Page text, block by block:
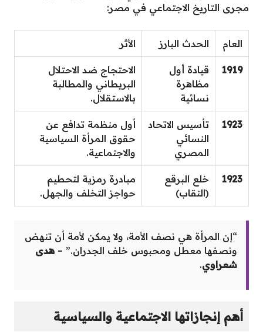
مجرى التاريخ الاجتماعي في مصر:
العام الحدث البارز الأثر
1919
قيادة أول
مظاهرة
نسائية
الاحتجاج ضد الاحتلال
البريطاني والمطالبة
بالاستقلال.
1923
تأسيس الاتحاد
النسائي
المصري
أول منظمة تدافع عن
حقوق المرأة السياسية
والاجتماعية.
1923
خلع البرقع
(النقاب)
مبادرة رمزية لتحطيم
حواجز التخلف والجهل.
“إن المرأة هي نصف الأمة، ولا يمكن لأمة أن تنهض
ونصفها معطل ومحبوس خلف الجدران.” – هدى
شعراوي.
أهم إنجازاتها الاجتماعية والسياسية